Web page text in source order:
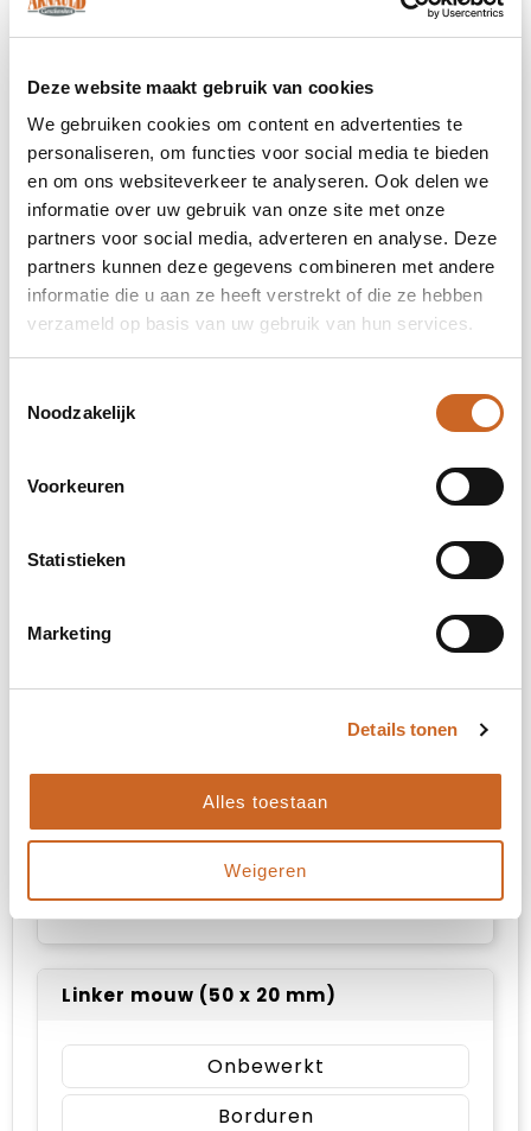
Deze website maakt gebruik van cookies
We gebruiken cookies om content en advertenties te
personaliseren, om functies voor social media te bieden
en om ons websiteverkeer te analyseren. Ook delen we
informatie over uw gebruik van onze site met onze
partners voor social media, adverteren en analyse. Deze
partners kunnen deze gegevens combineren met andere
informatie die u aan ze heeft verstrekt of die ze hebben
verzameld op basis van uw gebruik van hun services.
Noodzakelijk
Voorkeuren
Statistieken
Marketing
Details tonen
Alles toestaan
Weigeren
Linker borst (60 x 50 mm)
Onbewerkt
Borduren
Achterzijde onder de nek (60 x 50 mm)
Op de rug (50 x 20 mm)
Rechter mouw (50 x 20 mm)
Onbewerkt
Borduren
Linker mouw (50 x 20 mm)
Onbewerkt
Borduren